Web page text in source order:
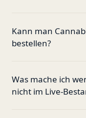
Kann man
bestellen?
Was mache ich
nicht im Live-